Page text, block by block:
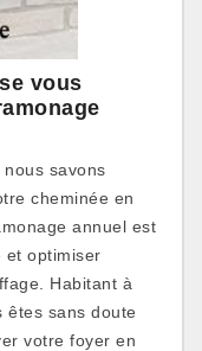
vous
savons
cheminée en
annuel est
et optimiser
Habitant à
êtes sans doute
votre foyer en